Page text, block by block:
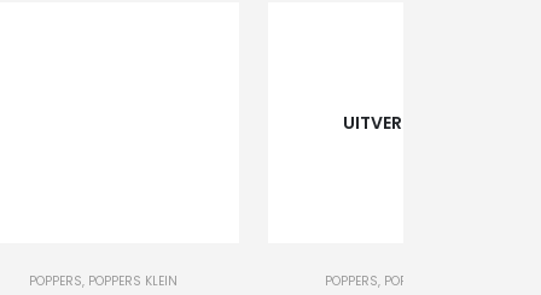
POPPERS, POPPERS KLEIN
UITVERKOCHT
POPPERS, POPPERS GROOT